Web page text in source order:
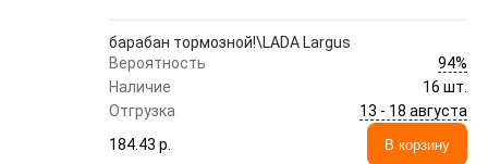
барабан тормозной!\LADA Largus
Вероятность
94%
Наличие
16 шт.
Отгрузка
13 - 18 августа
184.43 p.
В корзину